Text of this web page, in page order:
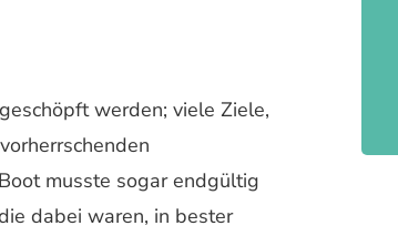
werden; viele Ziele,
musste sogar endgültig
dabei waren, in bester